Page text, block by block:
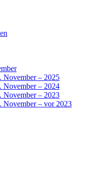
November – 2025
November – 2024
November – 2023
November – vor 2023